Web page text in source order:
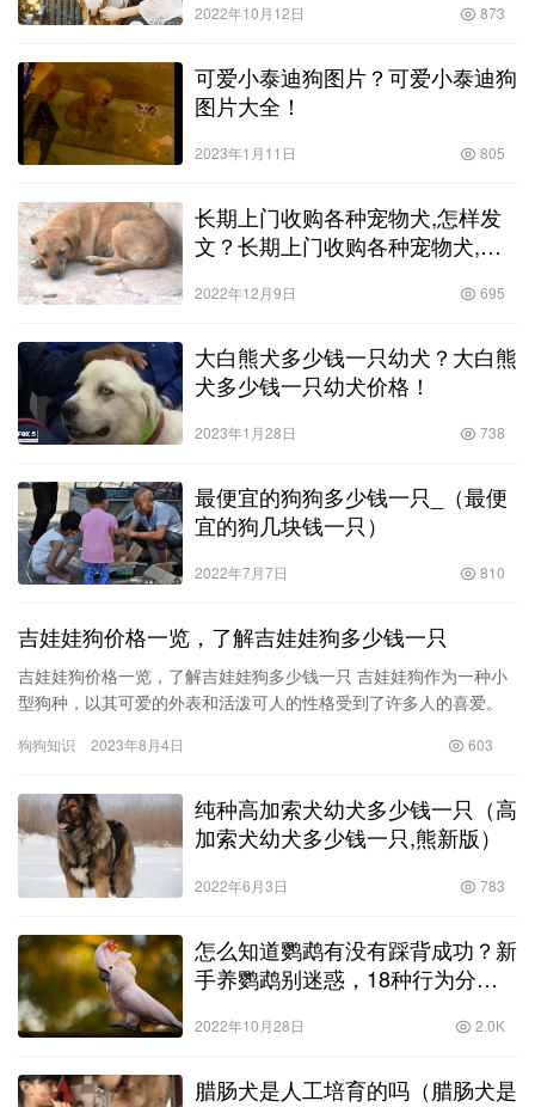
2022年10月12日 873
可爱小泰迪狗图片？可爱小泰迪狗
图片大全！
2023年1月11日 805
长期上门收购各种宠物犬,怎样发
文？长期上门收购各种宠物犬,怎
2022年12月9日 695
大白熊犬多少钱一只幼犬？大白熊
犬多少钱一只幼犬价格！
2023年1月28日 738
最便宜的狗狗多少钱一只_（最便
宜的狗几块钱一只）
2022年7月7日 810
吉娃娃狗价格一览，了解吉娃娃狗多少钱一只
吉娃娃狗价格一览，了解吉娃娃狗多少钱一只 吉娃娃狗作为一种小
型狗种，以其可爱的外表和活泼可人的性格受到了许多人的喜爱。
格。…
狗狗知识 2023年8月4日 603
纯种高加索犬幼犬多少钱一只（高
加索犬幼犬多少钱一只,熊新版）
2022年6月3日 783
怎么知道鹦鹉有没有踩背成功？新
手养鹦鹉别迷惑，18种行为分析
2022年10月28日 2.0K
腊肠犬是人工培育的吗（腊肠犬是